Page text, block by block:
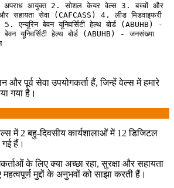
आयुक्त 2. सोशल केयर वेल्स 3. बच्चों और
और सहायता सेवा (CAFCASS) 4. लीड मिडवाइफरी
एन्यूरिन बेवन यूनिवर्सिटी हेल्थ बोर्ड (ABUHB) -
यूनिवर्सिटी हेल्थ बोर्ड (ABUHB) - जनसंख्या
और पूर्व सेवा उपयोगकर्ता हैं, जिन्हें वेल्स में हमारे
गया है।
में 2 बहु-दिवसीय कार्यशालाओं में 12 डिजिटल
गई हैं।
के लिए क्या अच्छा रहा, सुरक्षा और सहायता
मुद्दों के अनुभवों को साझा करती हैं।